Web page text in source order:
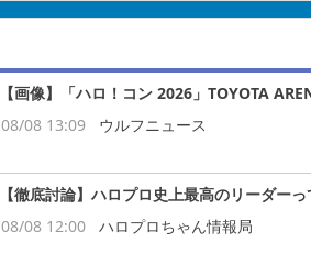
【画像】「ハロ！コン 2026」TOYOTA
08/08 13:09
ウルフニュース
【徹底討論】ハロプロ史上最高のリーダー
08/08 12:00
ハロプロちゃん情報局